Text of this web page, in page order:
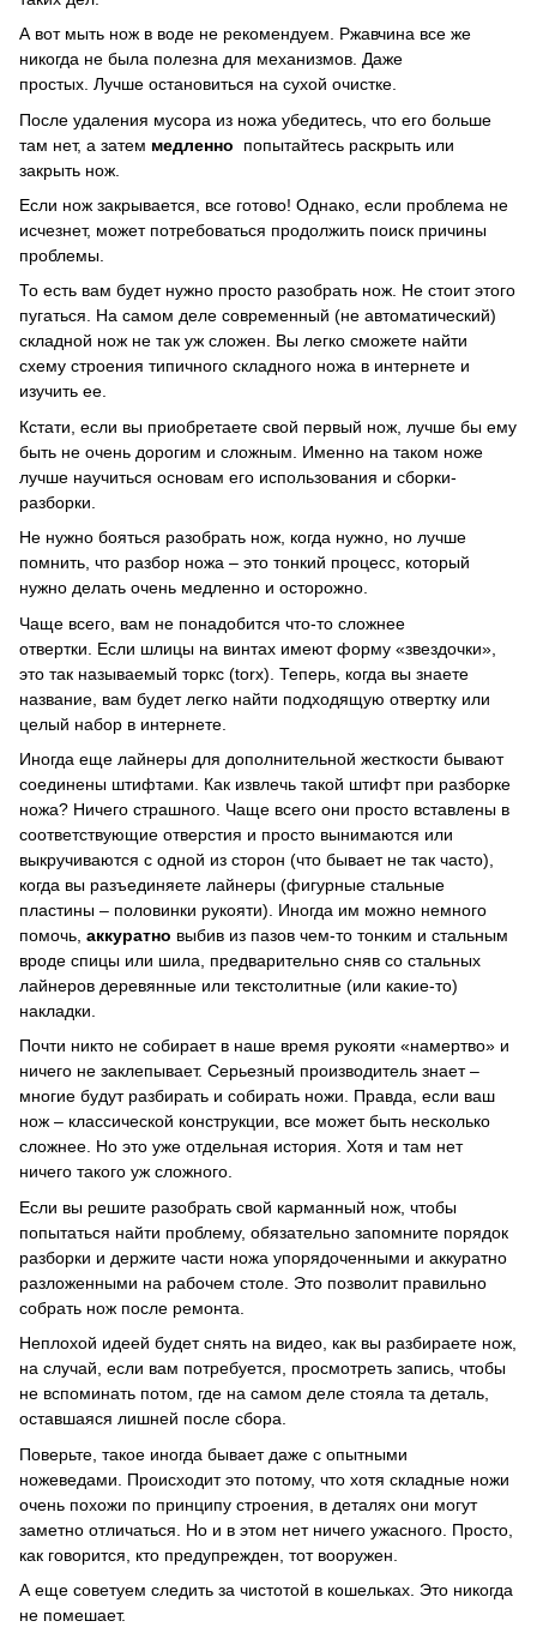
А вот мыть нож в воде не рекомендуем. Ржавчина все же
никогда не была полезна для механизмов. Даже
простых. Лучше остановиться на сухой очистке.
После удаления мусора из ножа убедитесь, что его больше
там нет, а затем медленно попытайтесь раскрыть или
закрыть нож.
Если нож закрывается, все готово! Однако, если проблема не
исчезнет, ​​может потребоваться продолжить поиск причины
проблемы.
То есть вам будет нужно просто разобрать нож. Не стоит этого
пугаться. На самом деле современный (не автоматический)
складной нож не так уж сложен. Вы легко сможете найти
схему строения типичного складного ножа в интернете и
изучить ее.
Кстати, если вы приобретаете свой первый нож, лучше бы ему
быть не очень дорогим и сложным. Именно на таком ноже
лучше научиться основам его использования и сборки-
разборки.
Не нужно бояться разобрать нож, когда нужно, но лучше
помнить, что разбор ножа – это тонкий процесс, который
нужно делать очень медленно и осторожно.
Чаще всего, вам не понадобится что-то сложнее
отвертки. Если шлицы на винтах имеют форму «звездочки»,
это так называемый торкс (torx). Теперь, когда вы знаете
название, вам будет легко найти подходящую отвертку или
целый набор в интернете.
Иногда еще лайнеры для дополнительной жесткости бывают
соединены штифтами. Как извлечь такой штифт при разборке
ножа? Ничего страшного. Чаще всего они просто вставлены в
соответствующие отверстия и просто вынимаются или
выкручиваются с одной из сторон (что бывает не так часто),
когда вы разъединяете лайнеры (фигурные стальные
пластины – половинки рукояти). Иногда им можно немного
помочь, аккуратно выбив из пазов чем-то тонким и стальным
вроде спицы или шила, предварительно сняв со стальных
лайнеров деревянные или текстолитные (или какие-то)
накладки.
Почти никто не собирает в наше время рукояти «намертво» и
ничего не заклепывает. Серьезный производитель знает –
многие будут разбирать и собирать ножи. Правда, если ваш
нож – классической конструкции, все может быть несколько
сложнее. Но это уже отдельная история. Хотя и там нет
ничего такого уж сложного.
Если вы решите разобрать свой карманный нож, чтобы
попытаться найти проблему, обязательно запомните порядок
разборки и держите части ножа упорядоченными и аккуратно
разложенными на рабочем столе. Это позволит правильно
собрать нож после ремонта.
Неплохой идеей будет снять на видео, как вы разбираете нож,
на случай, если вам потребуется, просмотреть запись, чтобы
не вспоминать потом, где на самом деле стояла та деталь,
оставшаяся лишней после сбора.
Поверьте, такое иногда бывает даже с опытными
ножеведами. Происходит это потому, что хотя складные ножи
очень похожи по принципу строения, в деталях они могут
заметно отличаться. Но и в этом нет ничего ужасного. Просто,
как говорится, кто предупрежден, тот вооружен.
А еще советуем следить за чистотой в кошельках. Это никогда
не помешает.